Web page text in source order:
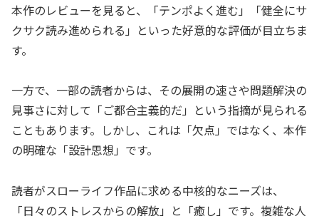
本作のレビューを見ると、「テンポよく進む」「健全にサ
クサク読み進められる」といった好意的な評価が目立ちま
す。
一方で、一部の読者からは、その展開の速さや問題解決の
見事さに対して「ご都合主義的だ」という指摘が見られる
こともあります。しかし、これは「欠点」ではなく、本作
の明確な「設計思想」です。
読者がスローライフ作品に求める中核的なニーズは、
「日々のストレスからの解放」と「癒し」です。複雑な人